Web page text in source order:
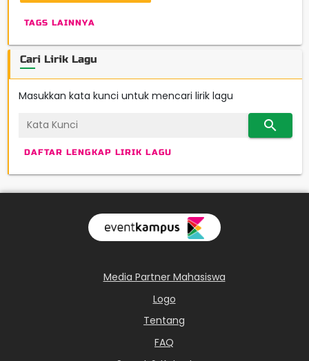
TAGS LAINNYA
Cari Lirik Lagu
Masukkan kata kunci untuk mencari lirik lagu
search
DAFTAR LENGKAP LIRIK LAGU
Media Partner Mahasiswa
Logo
Tentang
FAQ